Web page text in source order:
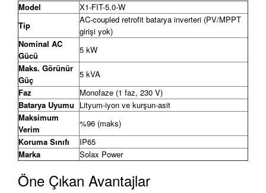
Model
X1-FIT-5.0-W
Tip
AC-coupled retrofit batarya inverteri (PV/MPPT
girişi yok)
Nominal AC
Gücü
5 kW
Maks. Görünür
Güç
5 kVA
Faz
Monofaze (1 faz, 230 V)
Batarya Uyumu Lityum-iyon ve kurşun-asit
Maksimum
Verim
%96 (maks)
Koruma Sınıfı
IP65
Marka
Solax Power
Öne Çıkan Avantajlar